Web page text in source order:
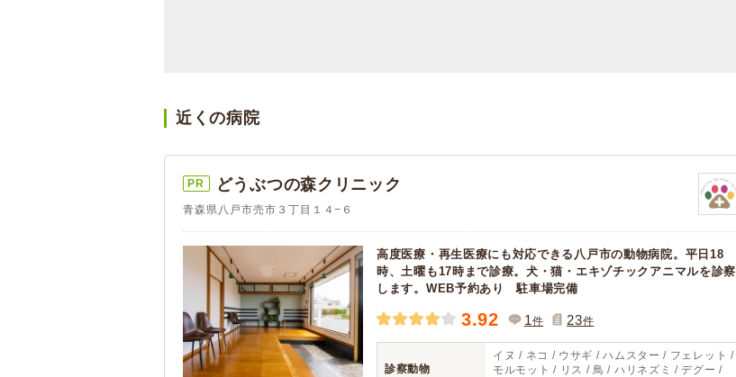
近くの病院
PR どうぶつの森クリニック
青森県八戸市売市３丁目１４−６
高度医療・再生医療にも対応できる八戸市の動物病院。平日18
時、土曜も17時まで診療。犬・猫・エキゾチックアニマルを診察
します。WEB予約あり 駐車場完備
3.92 1件 23件
診察動物
イヌ / ネコ / ウサギ / ハムスター / フェレット /
モルモット / リス / 鳥 / ハリネズミ / デグー /